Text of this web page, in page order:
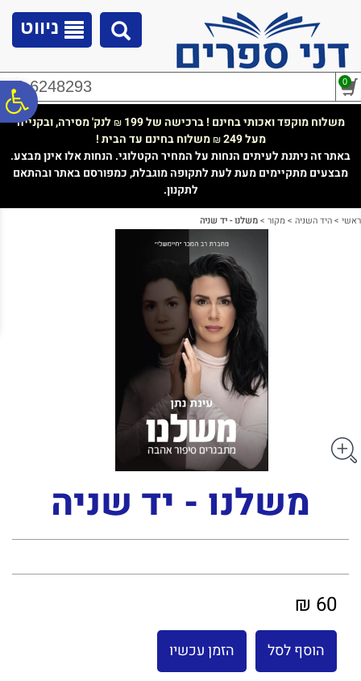
נגישות
ניווט
02-6248293 0
משלוח מוקפד ואכותי בחינם ! ברכישה של 199 ₪ לנק' מסירה, ובקנייה
מעל 249
₪משלוח בחינם עד הבית !
באתר זה ניתנת לעיתים הנחות על המחיר הקטלוגי. הנחות אלו אינן מבצע.
מבצעים מתקיימים מעת לעת לתקופה מוגבלת, כמפורסם באתר ובהתאם
לתקנון.
ראשי >היד השניה >מקור >משלנו - יד שניה
משלנו - יד שניה
60 ₪
הוסף לסל הזמן עכשיו